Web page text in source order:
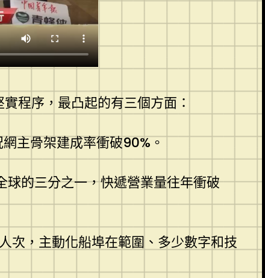
實程序，最凸起的有三個方面：
主骨架建成率衝破90%。
的三分之一，快遞營業量往年衝破
次，主動化船埠在範圍、多少數字和技